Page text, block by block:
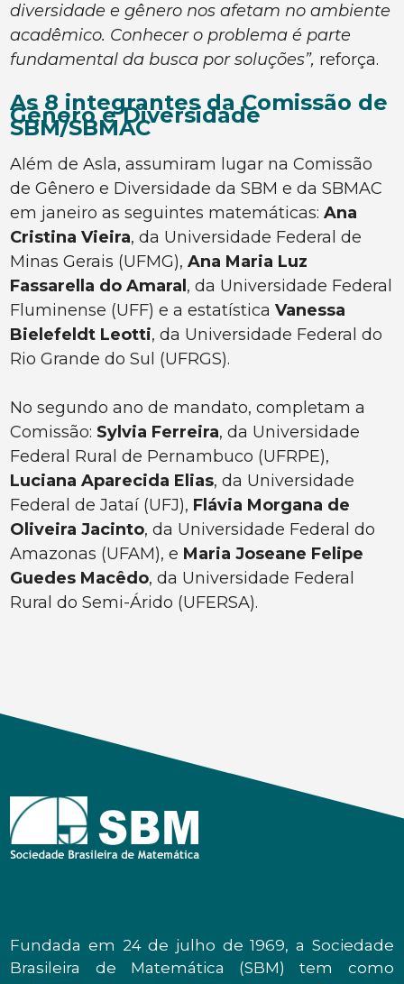
diversidade e gênero nos afetam no ambiente
acadêmico. Conhecer o problema é parte
fundamental da busca por soluções”, reforça.
As 8 integrantes da Comissão de
Gênero e Diversidade
SBM/SBMAC
Além de Asla, assumiram lugar na Comissão
de Gênero e Diversidade da SBM e da SBMAC
em janeiro as seguintes matemáticas:Ana
Cristina Vieira, da Universidade Federal de
Minas Gerais (UFMG),Ana Maria Luz
Fassarella do Amaral , da Universidade Federal
Fluminense (UFF) e a estatísticaVanessa
Bielefeldt Leotti, da Universidade Federal do
Rio Grande do Sul (UFRGS).
No segundo ano de mandato, completam a
Comissão: Sylvia Ferreira, da Universidade
Federal Rural de Pernambuco (UFRPE),
Luciana Aparecida Elias, da Universidade
Federal de Jataí (UFJ), Flávia Morgana de
Oliveira Jacinto, da Universidade Federal do
Amazonas (UFAM), e Maria Joseane Felipe
Guedes Macêdo, da Universidade Federal
Rural do Semi-Árido (UFERSA).
Fundada em 24 de julho de 1969, a Sociedade
Brasileira de Matemática (SBM) tem como